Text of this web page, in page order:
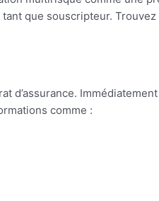
que souscripteur.
d’assurance.
comme :